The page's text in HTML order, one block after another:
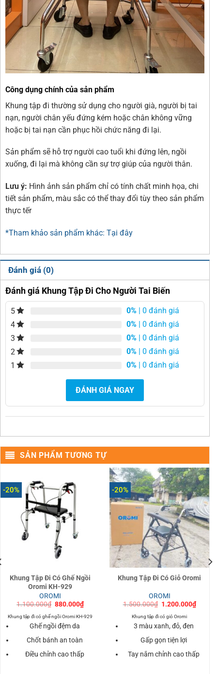
Công dụng chính của sản phẩm
Khung tập đi thường sử dụng cho người già, người bị tai
nạn, người chân yếu đứng kém hoặc chân không vững
hoặc bị tai nạn cần phục hồi chức năng đi lại.
Sản phẩm sẽ hỗ trợ người cao tuổi khi đứng lên, ngồi
xuống, đi lại mà không cần sự trợ giúp của người thân.
Lưu ý: Hình ảnh sản phẩm chỉ có tính chất minh họa, chi
tiết sản phẩm, màu sắc có thể thay đổi tùy theo sản phẩm
thực tếr
*Tham khảo sản phẩm khác: Tại đây
Đánh giá (0)
Đánh giá Khung Tập Đi Cho Người Tai Biến
5 0% | 0 đánh giá
4
0% | 0 đánh giá
3
0% | 0 đánh giá
2
0% | 0 đánh giá
1
0% | 0 đánh giá
ĐÁNH GIÁ NGAY
SẢN PHẨM TƯƠNG TỰ
-20%
Khung Tập Đi Có Ghế Ngồi
Oromi KH-929
OROMI
1.100.000₫ Giá
là:
1.100.000₫.
880.000₫Giá
hiện
tại
Khung tập đi có ghế ngồi Oromi KH-929
Ghế ngồi đệm da
Chốt bánh an toàn
Điều chỉnh cao thấp
-20%
Khung Tập Đi Có Giỏ Oromi
OROMI
1.500.000₫ Giá
là:
1.500.000₫.
1.200.000₫Giá
hiện
Khung tập đi có giỏ Oromi
3 màu xanh, đỏ, đen
Gấp gọn tiện lợi
Tay nắm chỉnh cao thấp